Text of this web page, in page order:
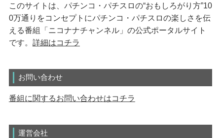
このサイトは、パチンコ・パチスロの“おもしろがり方”10
0万通りをコンセプトにパチンコ・パチスロの楽しさを伝
える番組「ニコナナチャンネル」の公式ポータルサイト
です。 詳細はコチラ
お問い合わせ
番組に関するお問い合わせはコチラ
運営会社